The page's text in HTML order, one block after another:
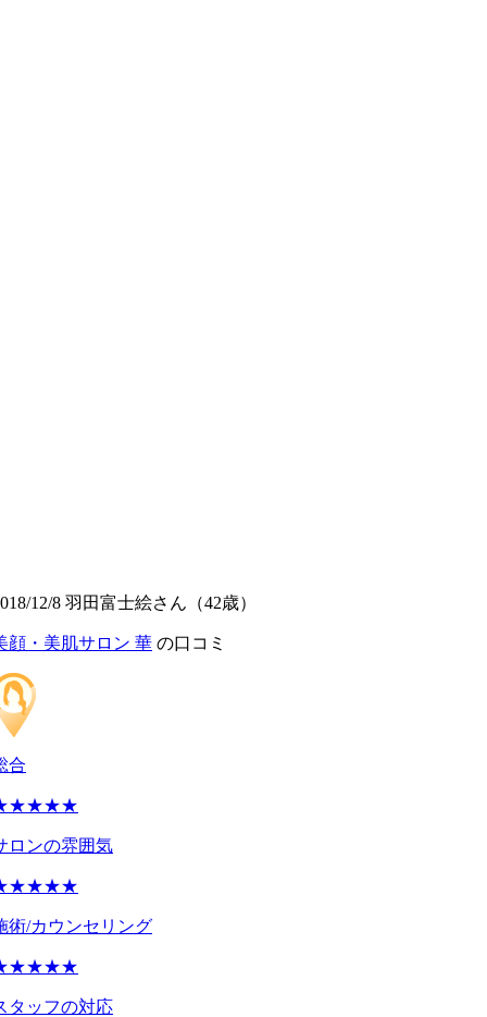
12/8 羽田富士絵さん（42歳）
顔・美肌サロン 華 の口コミ
合
ロンの雰囲気
術/カウンセリング
タッフの対応